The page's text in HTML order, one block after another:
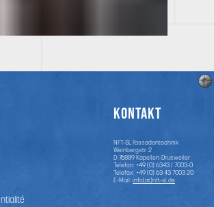
Kontakt
NFT-SL Fassadentechnik
Weinbergstr. 2
D-76889 Kapellen-Drusweiler
Telefon: +49 (0) 6343 / 7003-0
Telefax: +49 (0) 63 43 7003 20
E-Mail: info(at)nft-sl.de